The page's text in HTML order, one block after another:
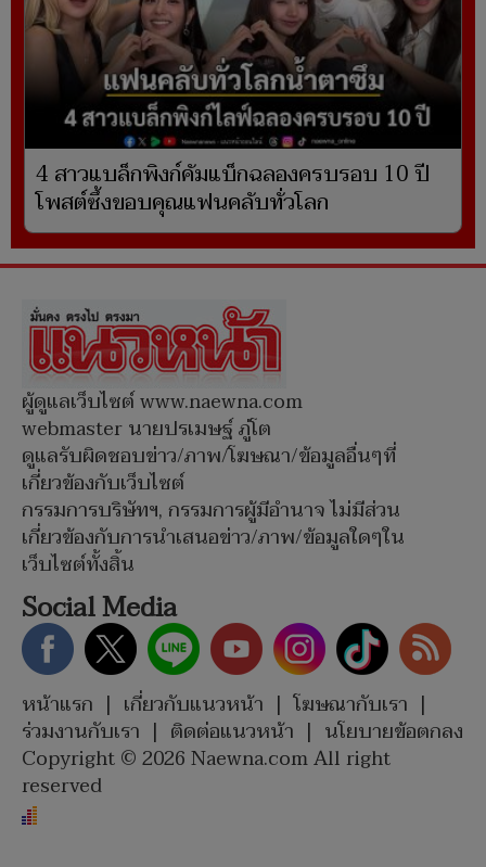
4 สาวแบล็กพิงก์คัมแบ็กฉลองครบรอบ 10 ปี
โพสต์ซึ้งขอบคุณแฟนคลับทั่วโลก
ผู้ดูแลเว็บไซต์ www.naewna.com
webmaster นายปรเมษฐ์ ภู่โต
ดูแลรับผิดชอบข่าว/ภาพ/โฆษณา/ข้อมูลอื่นๆที่
เกี่ยวข้องกับเว็บไซต์
กรรมการบริษัทฯ, กรรมการผู้มีอำนาจ ไม่มีส่วน
เกี่ยวข้องกับการนำเสนอข่าว/ภาพ/ข้อมูลใดๆใน
เว็บไซต์ทั้งสิ้น
Social Media
หน้าแรก | เกี่ยวกับแนวหน้า | โฆษณากับเรา |
ร่วมงานกับเรา | ติดต่อแนวหน้า | นโยบายข้อตกลง
Copyright © 2026 Naewna.com All right
reserved